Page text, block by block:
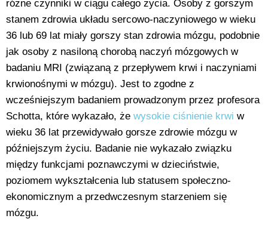
różne czynniki w ciągu całego życia. Osoby z gorszym
stanem zdrowia układu sercowo-naczyniowego w wieku
36 lub 69 lat miały gorszy stan zdrowia mózgu, podobnie
jak osoby z nasiloną chorobą naczyń mózgowych w
badaniu MRI (związaną z przepływem krwi i naczyniami
krwionośnymi w mózgu). Jest to zgodne z
wcześniejszym badaniem prowadzonym przez profesora
Schotta, które wykazało, że wysokie ciśnienie krwi w
wieku 36 lat przewidywało gorsze zdrowie mózgu w
późniejszym życiu. Badanie nie wykazało związku
między funkcjami poznawczymi w dzieciństwie,
poziomem wykształcenia lub statusem społeczno-
ekonomicznym a przedwczesnym starzeniem się
mózgu.